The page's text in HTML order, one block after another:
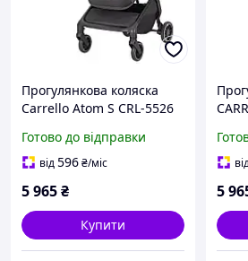
Прогулянкова коляска
Carrello Atom S CRL-5526
автоматичне складання,
вага 7,5 кг
Готово до відправки
від596₴/міс
5 965₴
Купити
5